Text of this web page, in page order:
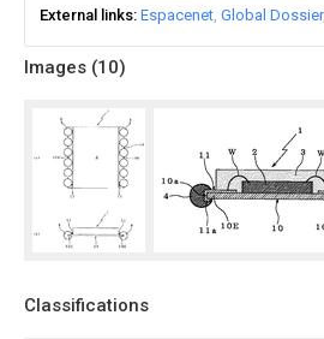
Images (10)
Classifications
External links Espacenet Global Dossier